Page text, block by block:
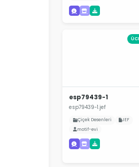
esp79439-1
esp79439-1.jef
Çiçek Desenleri
JEF
motif-evi